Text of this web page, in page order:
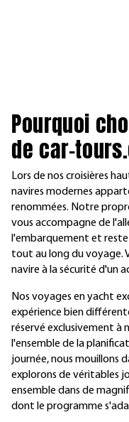
Pourquoi
de car-
Lors de nos croisières
navires modernes
renommées. Notre
vous accompagne de
l'embarquement et
tout au long du voyage.
navire à la sécurité d'un
Nos voyages en yacht
expérience bien
réservé exclusivement à
l'ensemble de la
journée, nous mouillons
explorons de véritables
ensemble dans de
dont le programme